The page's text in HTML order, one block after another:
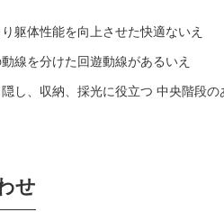
り躯体性能を向上させた快適ないえ
動線を分けた回遊動線があるいえ
隠し、収納、採光に役立つ 中央階段の
せ